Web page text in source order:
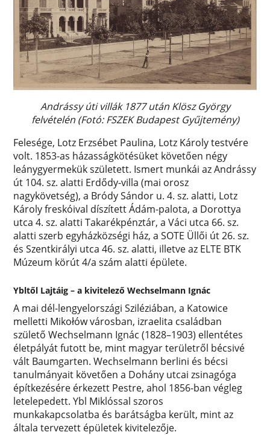
Andrássy úti villák 1877 után Klösz György
felvételén (Fotó: FSZEK Budapest Gyűjtemény)
Felesége, Lotz Erzsébet Paulina, Lotz Károly testvére
volt. 1853-as házasságkötésüket követően négy
leánygyermekük született. Ismert munkái az Andrássy
út 104. sz. alatti Erdődy-villa (mai orosz
nagykövetség), a Bródy Sándor u. 4. sz. alatti, Lotz
Károly freskóival díszített Ádám-palota, a Dorottya
utca 4. sz. alatti Takarékpénztár, a Váci utca 66. sz.
alatti szerb egyházközségi ház, a SOTE Üllői út 26. sz.
és Szentkirályi utca 46. sz. alatti, illetve az ELTE BTK
Múzeum körút 4/a szám alatti épülete.
Ybltől Lajtáig – a kivitelező Wechselmann Ignác
A mai dél-lengyelországi Sziléziában, a Katowice
melletti Mikołów városban, izraelita családban
születő Wechselmann Ignác (1828–1903) ellentétes
életpályát futott be, mint magyar területről bécsivé
vált Baumgarten. Wechselmann berlini és bécsi
tanulmányait követően a Dohány utcai zsinagóga
építkezésére érkezett Pestre, ahol 1856-ban végleg
letelepedett. Ybl Miklóssal szoros
munkakapcsolatba és barátságba került, mint az
általa tervezett épületek kivitelezője.